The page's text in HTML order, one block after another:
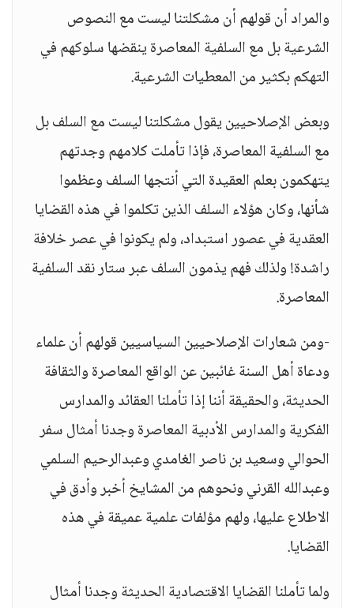
والمراد أن قولهم أن مشكلتنا ليست مع النصوص
الشرعية بل مع السلفية المعاصرة ينقضها سلوكهم في
التهكم بكثير من المعطيات الشرعية.
وبعض الإصلاحيين يقول مشكلتنا ليست مع السلف بل
مع السلفية المعاصرة، فإذا تأملت كلامهم وجدتهم
يتهكمون بعلم العقيدة التي أنتجها السلف وعظموا
شأنها، وكان هؤلاء السلف الذين تكلموا في هذه القضايا
العقدية في عصور استبداد، ولم يكونوا في عصر خلافة
راشدة! ولذلك فهم يذمون السلف عبر ستار نقد السلفية
المعاصرة.
-ومن شعارات الإصلاحيين السياسيين قولهم أن علماء
ودعاة أهل السنة غائبين عن الواقع المعاصرة والثقافة
الحديثة، والحقيقة أننا إذا تأملنا العقائد والمدارس
الفكرية والمدارس الأدبية المعاصرة وجدنا أمثال سفر
الحوالي وسعيد بن ناصر الغامدي وعبدالرحيم السلمي
وعبدالله القرني ونحوهم من المشايخ أخبر وأدق في
الاطلاع عليها، ولهم مؤلفات علمية عميقة في هذه
القضايا.
ولما تأملنا القضايا الاقتصادية الحديثة وجدنا أمثال